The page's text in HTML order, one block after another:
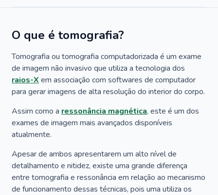
O que é tomografia?
Tomografia ou tomografia computadorizada é um exame
de imagem não invasivo que utiliza a tecnologia dos
raios-X em associação com softwares de computador
para gerar imagens de alta resolução do interior do corpo.
Assim como a ressonância magnética, este é um dos
exames de imagem mais avançados disponíveis
atualmente.
Apesar de ambos apresentarem um alto nível de
detalhamento e nitidez, existe uma grande diferença
entre tomografia e ressonância em relação ao mecanismo
de funcionamento dessas técnicas, pois uma utiliza os